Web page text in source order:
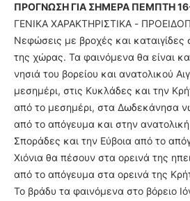
ΠΡΟΓΝΩΣΗ ΓΙΑ ΣΗΜΕΡΑ ΠΕΜΠΤΗ
ΓΕΝΙΚΑ ΧΑΡΑΚΤΗΡΙΣΤΙΚΑ -
Νεφώσεις με βροχές και καταιγίδες
της χώρας. Τα φαινόμενα θα είναι
νησιά του βορείου και ανατολικού
μεσημέρι, στις Κυκλάδες και την
από το μεσημέρι, στα Δωδεκάνησα
από το απόγευμα και στην
Σποράδες και την Εύβοια από το
Χιόνια θα πέσουν στα ορεινά της
από το απόγευμα στα ορεινά της
Το βράδυ τα φαινόμενα στο βόρειο